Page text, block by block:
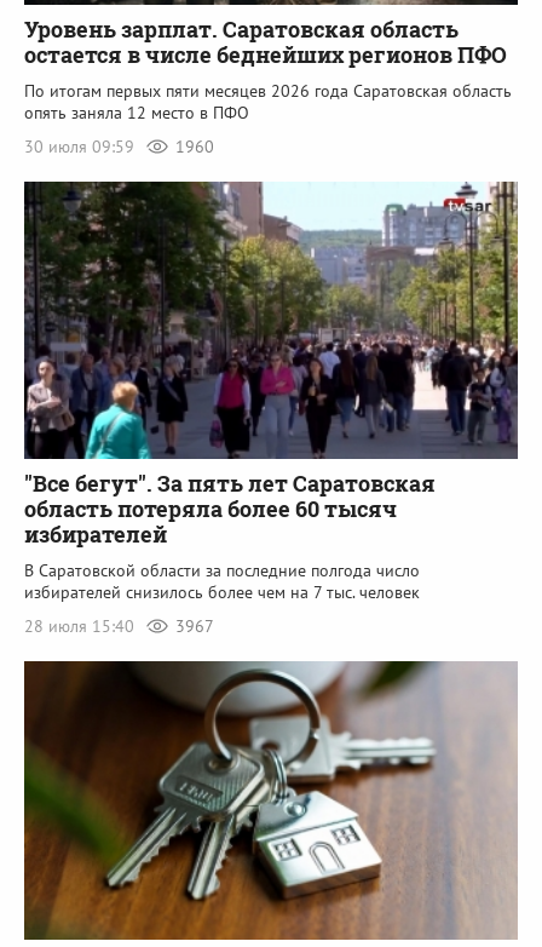
Уровень зарплат. Саратовская область
остается в числе беднейших регионов ПФО
По итогам первых пяти месяцев 2026 года Саратовская область
опять заняла 12 место в ПФО
30 июля 09:59
1960
"Все бегут". За пять лет Саратовская
область потеряла более 60 тысяч
избирателей
В Саратовской области за последние полгода число
избирателей снизилось более чем на 7 тыс. человек
28 июля 15:40
3967